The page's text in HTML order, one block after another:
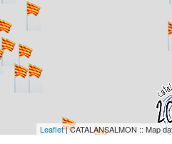
Leaflet| CATALANSALMON :: Map